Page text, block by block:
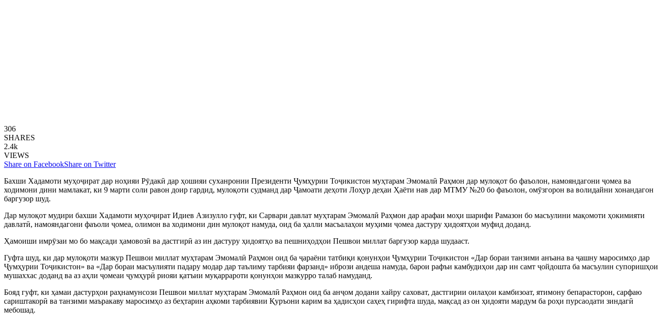
306
SHARES
2.4k
VIEWS
Share on FacebookShare on Twitter
Бахши Хадамоти муҳоҷират дар ноҳияи Рӯдакӣ дар ҳошияи суханронии Президенти Ҷумҳурии Тоҷикистон муҳтарам Эмомалӣ Раҳмон дар мулоқот бо фаъолон, намояндагони ҷомеа ва
ходимони дини мамлакат, ки 9 марти соли равон доир гардид, мулоқоти судманд дар Ҷамоати деҳоти Лоҳур деҳаи Ҳаёти нав дар МТМУ №20 бо фаъолон, омӯзгорон ва волидайни хонандагон
баргузор шуд.
Дар мулоқот мудири бахши Хадамоти муҳоҷират Идиев Азизулло гуфт, ки Сарвари давлат муҳтарам Эмомалӣ Раҳмон дар арафаи моҳи шарифи Рамазон бо масъулини мақомоти ҳокимияти
давлатӣ, намояндагони фаъоли ҷомеа, олимон ва ходимони дин мулоқот намуда, оид ба ҳалли масъалаҳои муҳими ҷомеа дастуру ҳидоятҳои муфид доданд.
Ҳамоиши имрӯзаи мо бо мақсади ҳамовозӣ ва дастгирӣ аз ин дастуру ҳидоятҳо ва пешниҳодҳои Пешвои миллат баргузор карда шудааст.
Гуфта шуд, ки дар мулоқоти мазкур Пешвои миллат муҳтарам Эмомалӣ Раҳмон оид ба ҷараёни татбиқи қонунҳои Ҷумҳурии Тоҷикистон «Дар бораи танзими анъана ва ҷашну маросимҳо дар
Ҷумҳурии Тоҷикистон» ва «Дар бораи масъулияти падару модар дар таълиму тарбияи фарзанд» ибрози андеша намуда, барои рафъи камбудиҳои дар ин самт ҷойдошта ба масъулин супоришҳои
мушаххас доданд ва аз аҳли ҷомеаи ҷумҳурӣ риояи қатъии муқаррароти қонунҳои мазкурро талаб намуданд.
Бояд гуфт, ки ҳамаи дастурҳои раҳнамунсози Пешвои миллат муҳтарам Эмомалӣ Раҳмон оид ба анҷом додани хайру саховат, дастгирии оилаҳои камбизоат, ятимону бепарасторон, сарфаю
сариштакорӣ ва танзими маъракаву маросимҳо аз беҳтарин аҳкоми тарбиявии Қуръони карим ва ҳадисҳои саҳеҳ гирифта шуда, мақсад аз он ҳидояти мардум ба роҳи пурсаодати зиндагӣ
мебошад.